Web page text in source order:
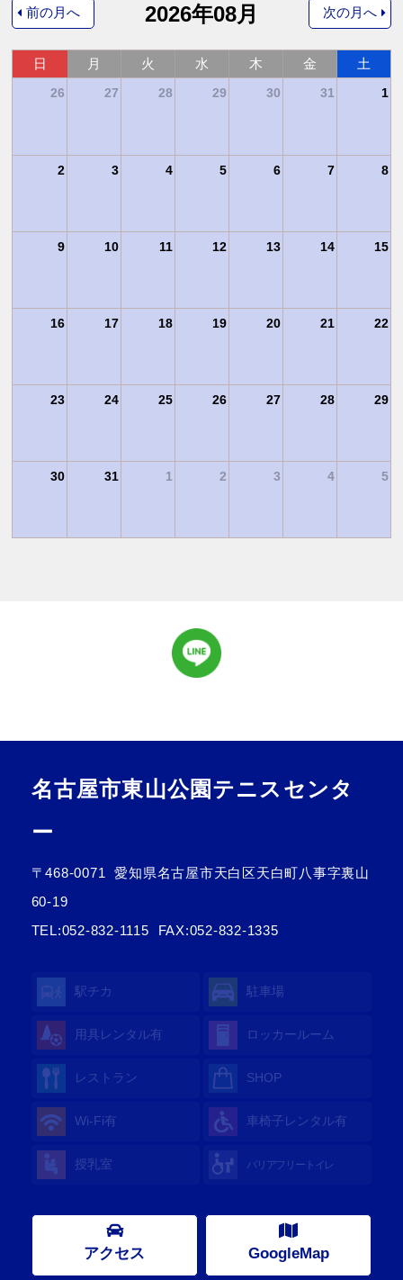
前の月へ 2026年08月
日 月 火 水 木 金 土
26 27 28 29 30 31 1
2 3 4 5 6 7 8
9 10 11 12 13 14 15
16 17 18 19 20 21 22
23 24 25 26 27 28 29
30 31 1 2 3 4 5
次の月へ
名古屋市東山公園テニスセンタ
ー
〒468-0071
愛知県名古屋市天白区天白町八事字裏山
60-19
TEL:052-832-1115 FAX:052-832-1335
駅チカ 駐車場
用具レンタル有 ロッカールーム
レストラン SHOP
Wi-Fi有 車椅子レンタル有
授乳室 バリアフリートイレ
アクセス GoogleMap